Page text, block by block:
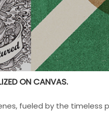
ON CANVAS.
fueled by the timeless